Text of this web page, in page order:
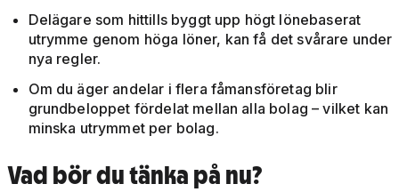
Delägare som hittills byggt upp högt lönebaserat
utrymme genom höga löner, kan få det svårare under
nya regler.
Om du äger andelar i flera fåmansföretag blir
grundbeloppet fördelat mellan alla bolag – vilket kan
minska utrymmet per bolag.
Vad bör du tänka på nu?